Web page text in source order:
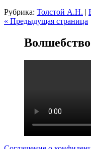
Рубрика: Толстой А.Н. |
« Предыдущая страница